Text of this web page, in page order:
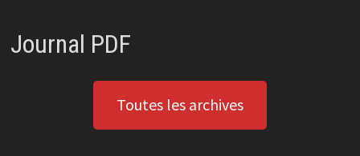
Journal PDF
Toutes les archives